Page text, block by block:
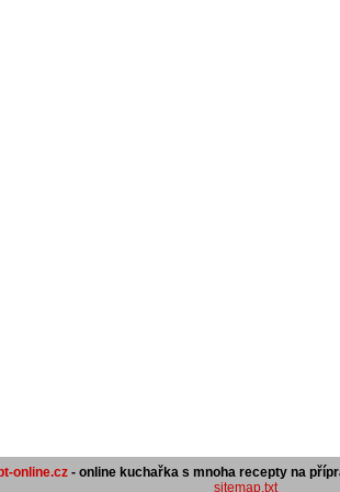
online.cz- online kuchařka s mnoha recepty na
sitemap.txt